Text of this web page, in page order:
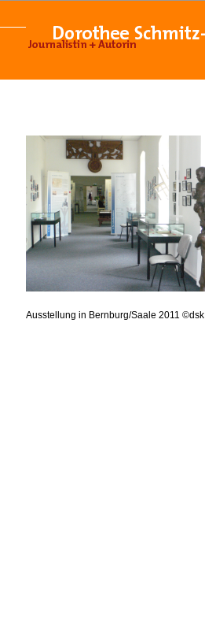
Ausstellung in Bernburg/Saale 2011 ©dsk